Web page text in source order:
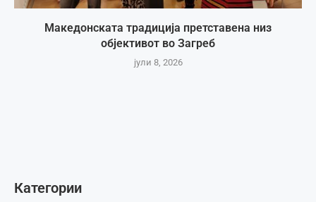
Македонската традиција претставена низ
објективот во Загреб
јули 8, 2026
Категории